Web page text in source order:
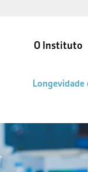
O Instituto
Longevidade